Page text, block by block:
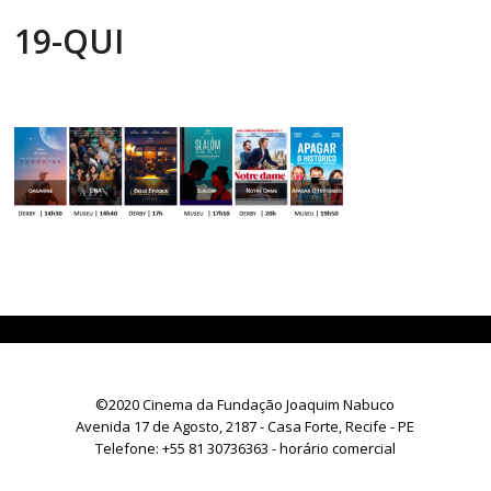
19-QUI
©2020 Cinema da Fundação Joaquim Nabuco
Avenida 17 de Agosto, 2187 - Casa Forte, Recife - PE
Telefone: +55 81 30736363 - horário comercial